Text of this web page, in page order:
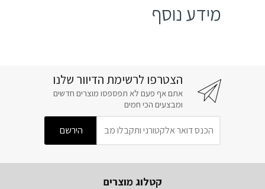
מידע נוסף
הצטרפו לרשימת הדיוור שלנו
אתם אף פעם לא תפספסו מוצרים חדשים
ומבצעים הכי חמים
קטלוג מוצרים